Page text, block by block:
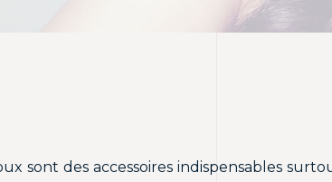
sont des accessoires indispensables